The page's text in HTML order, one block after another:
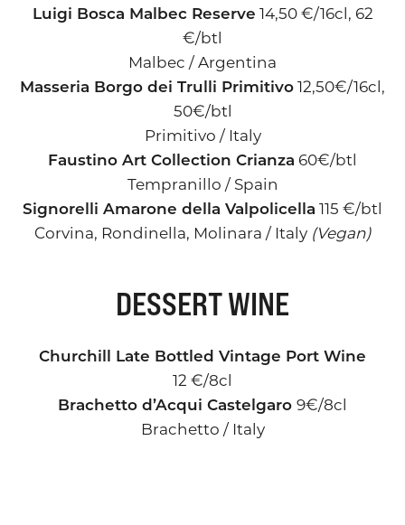
Luigi Bosca Malbec Reserve 14,50 €/16cl, 62
€/btl
Malbec / Argentina
Masseria Borgo dei Trulli Primitivo12,50€/16cl,
50€/btl
Primitivo / Italy
Faustino Art Collection Crianza 60€/btl
Tempranillo / Spain
Signorelli Amarone della Valpolicella 115 €/btl
Corvina, Rondinella, Molinara / Italy (Vegan)
DESSERT WINE
Churchill Late Bottled Vintage Port Wine
12 €/8cl
Brachetto d’Acqui Castelgaro 9€/8cl
Brachetto / Italy